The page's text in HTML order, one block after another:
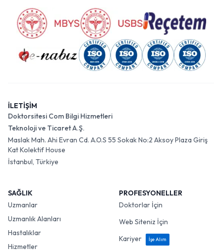
İLETİŞİM
Doktorsitesi Com Bilgi Hizmetleri
Teknoloji ve Ticaret A.Ş.
Maslak Mah. Ahi Evran Cd. A.O.S 55 Sokak No:2 Aksoy Plaza Giriş
Kat Kolektif House
İstanbul, Türkiye
SAĞLIK
Uzmanlar
Uzmanlık Alanları
Hastalıklar
Hizmetler
PROFESYONELLER
Doktorlar İçin
Web Siteniz İçin
Kariyer
İşe Alım